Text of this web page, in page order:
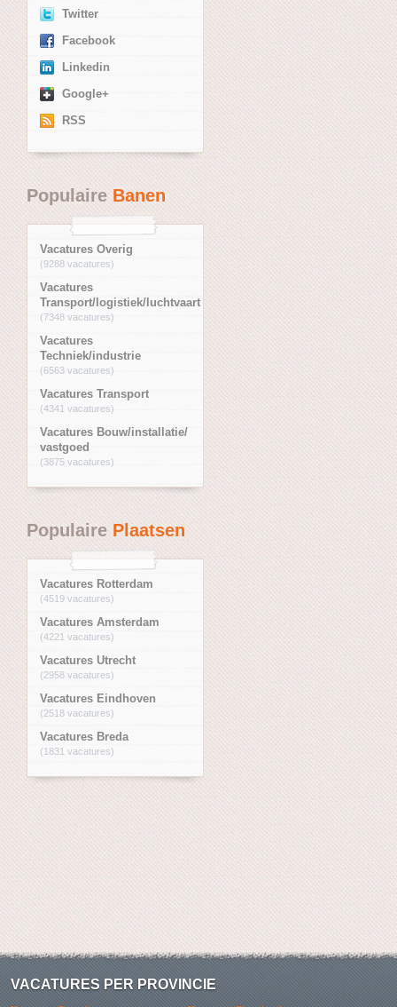
Twitter
Facebook
Linkedin
Google+
RSS
PopulaireBanen
Vacatures Overig
(9288 vacatures)
Vacatures
Transport/logistiek/luchtvaart
(7348 vacatures)
Vacatures
Techniek/industrie
(6563 vacatures)
Vacatures Transport
(4341 vacatures)
Vacatures Bouw/installatie/
vastgoed
(3875 vacatures)
PopulairePlaatsen
Vacatures Rotterdam
(4519 vacatures)
Vacatures Amsterdam
(4221 vacatures)
Vacatures Utrecht
(2958 vacatures)
Vacatures Eindhoven
(2518 vacatures)
Vacatures Breda
(1831 vacatures)
VACATURES PER PROVINCIE